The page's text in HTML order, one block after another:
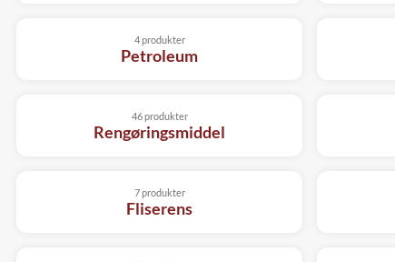
Petroleum
4 produkter
Rengøringsmiddel
46 produkter
Fliserens
7 produkter